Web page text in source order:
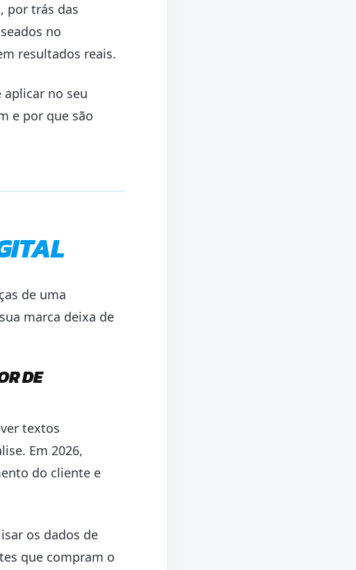
por trás das
no
resultados reais.
no seu
e por que são
de uma
marca deixa de
DE
textos
Em 2026,
do cliente e
os dados de
que compram o